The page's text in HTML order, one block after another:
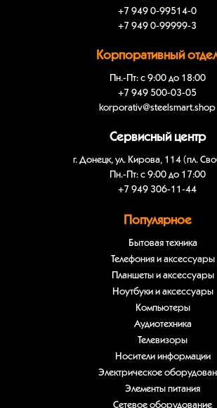
+7 949 0-99514-0
+7 949 0-99999-3
Корпоративный
Пн.-Пт: с 9:00 до 18:00
+7 949 500-03-05
korporativ@steelsmart.shop
Сервисный центр
г. Донецк, ул. Кирова, 114 (пл.
Пн.-Пт: с 9:00 до 17:00
+7 949 306-11-44
Популярное
Бытовая техника
Телефония и аксессуары
Планшеты и аксессуары
Ноутбуки и аксессуары
Компьютеры
Аудиотехника
Телевизоры
Носители информации
Электрическое
Элементы питания
Сетевое оборудование